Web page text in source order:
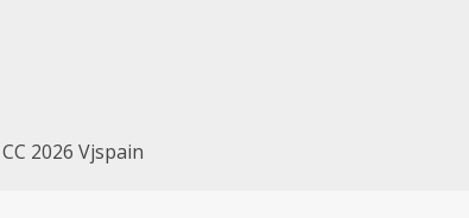
CC 2026 Vjspain